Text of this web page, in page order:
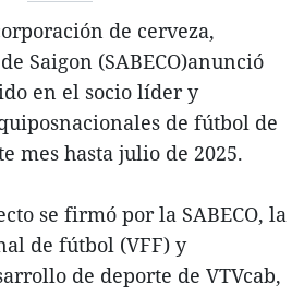
de cerveza,
Saigon (SABECO)anunció
en el socio líder y
de fútbol de
mes hasta julio de 2025.
se firmó por la SABECO, la
de fútbol (VFF) y
de deporte de VTVcab,